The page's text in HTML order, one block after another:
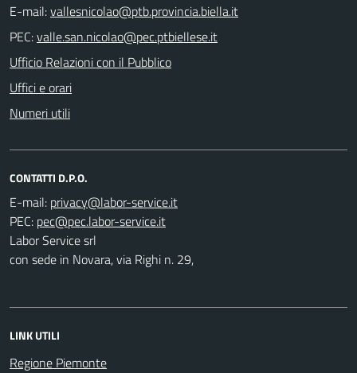
E-mail:
PEC:
Ufficio Relazioni con il Pubblico
Uffici e orari
Numeri utili
CONTATTI D.P.O.
E-mail:
PEC:
Labor Service srl
con sede in Novara, via Righi n. 29,
LINK UTILI
Regione Piemonte